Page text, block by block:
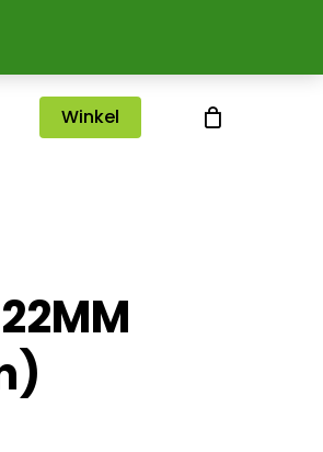
Winkel